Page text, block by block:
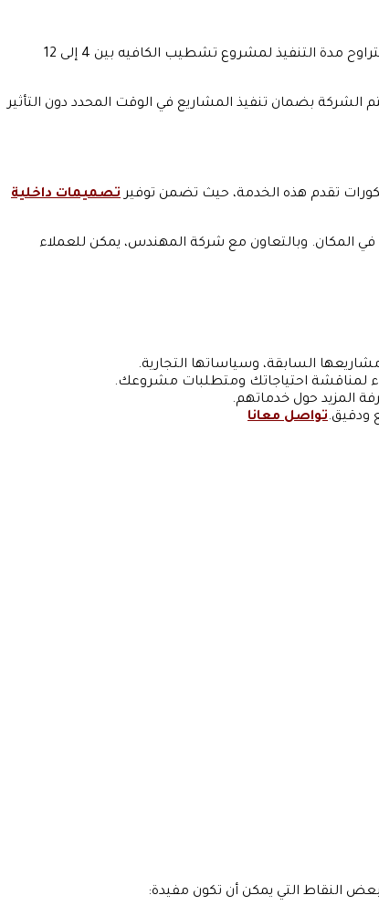
مدة تنفيذ مشروع تشطيب الكافيه تعتمد على عدة عوامل، منها حجم المشروع، وتعقيد التصميمات، وتوافر المواد، وشروط العميل. عادةً ما تتراوح مدة التنفيذ لمشروع تشطيب الكافيه بين 4 إلى 12
بضمان تنفيذ المشاريع في الوقت المحدد دون التأثير
تقدم هذه الخدمة، حيث تضمن توفيرتصميمات داخلية
في المكان. وبالتعاون مع شركة المهندس، يمكن للعملاء
السابقة، وسياساتها التجارية.
لمناقشة احتياجاتك ومتطلبات مشروعك.
المزيد حول خدماتهم.
ودقيق.تواصل معانا
بعض النقاط التي يمكن أن تكون مفيدة: